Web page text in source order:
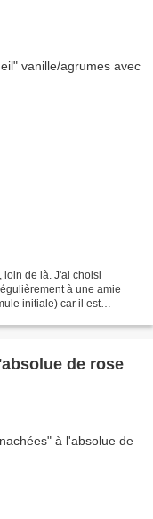
loin de là. J'ai choisi
à une amie
initiale) car il est
de rose